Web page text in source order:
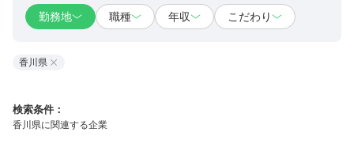
勤務地 職種 年収 こだわり
香川県
検索条件：
香川県に関連する企業